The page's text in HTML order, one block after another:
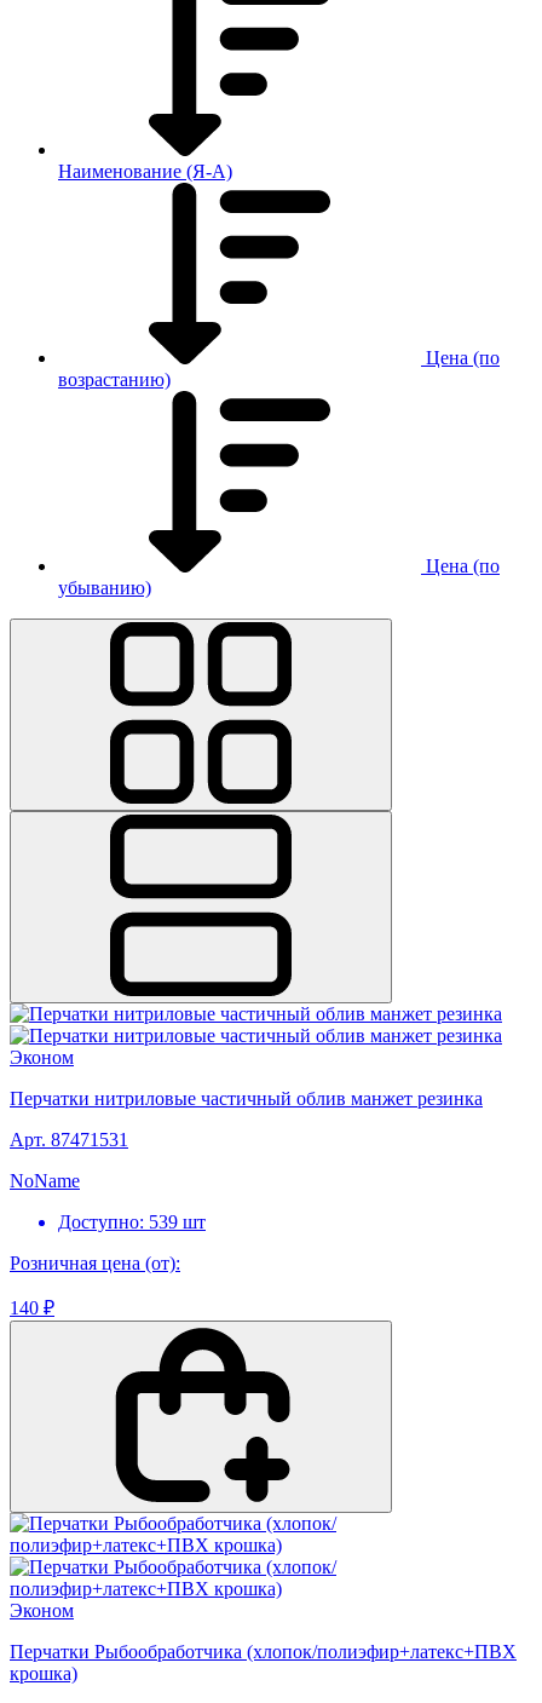
Наименование (Я-А)
Цена (по
возрастанию)
Цена (по
убыванию)
Эконом
Перчатки нитриловые частичный облив манжет резинка
Арт. 87471531
NoName
Доступно: 539 шт
Розничная цена (от):
140 ₽
Эконом
Перчатки Рыбообработчика (хлопок/полиэфир+латекс+ПВХ
крошка)